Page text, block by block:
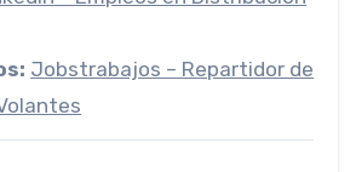
Jobstrabajos – Repartidor de